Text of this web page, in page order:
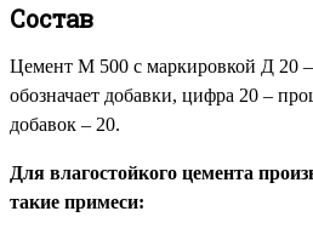
Состав
Цемент М 500 с маркировкой Д 20
обозначает добавки, цифра 20 –
добавок – 20.
Для влагостойкого цемента
такие примеси: